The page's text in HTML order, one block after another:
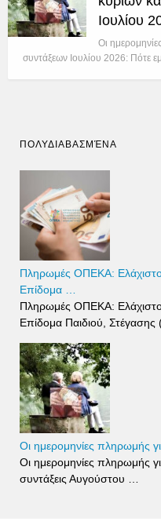
Ιουλίου
Οι
συντάξεων Ιουλίου 2026: Πότε
ΠΟΛΥΔΙΑΒΑΣΜΈΝΑ
Πληρωμές ΟΠΕΚΑ:
Επίδομα …
Πληρωμές ΟΠΕΚΑ:
Επίδομα Παιδιού, Στέγασης
Οι ημερομηνίες πληρωμής
Οι ημερομηνίες πληρωμής
συντάξεις Αυγούστου …